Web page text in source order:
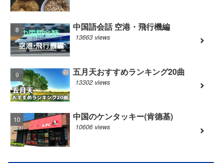
中国語会話 空港・飛行機編
13663 views
五月天おすすめランキング20曲
13302 views
中国のケンタッキー(肯德基)
10606 views